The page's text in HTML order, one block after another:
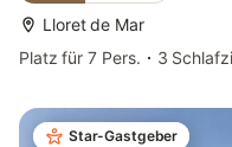
Lloret de Mar
Platz für 7 Pers.
3
Star-Gastgeber